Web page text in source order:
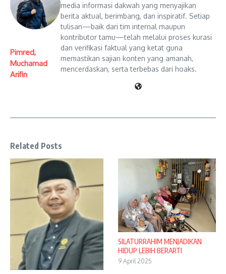
Pimred,
Muchamad
Arifin
media informasi dakwah yang menyajikan
berita aktual, berimbang, dan inspiratif. Setiap
tulisan—baik dari tim internal maupun
kontributor tamu—telah melalui proses kurasi
dan verifikasi faktual yang ketat guna
memastikan sajian konten yang amanah,
mencerdaskan, serta terbebas dari hoaks.
Related Posts
SILATURRAHIM MENJADIKAN
HIDUP LEBIH BERARTI
9 April 2025